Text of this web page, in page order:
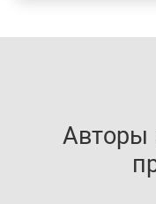
Авторы